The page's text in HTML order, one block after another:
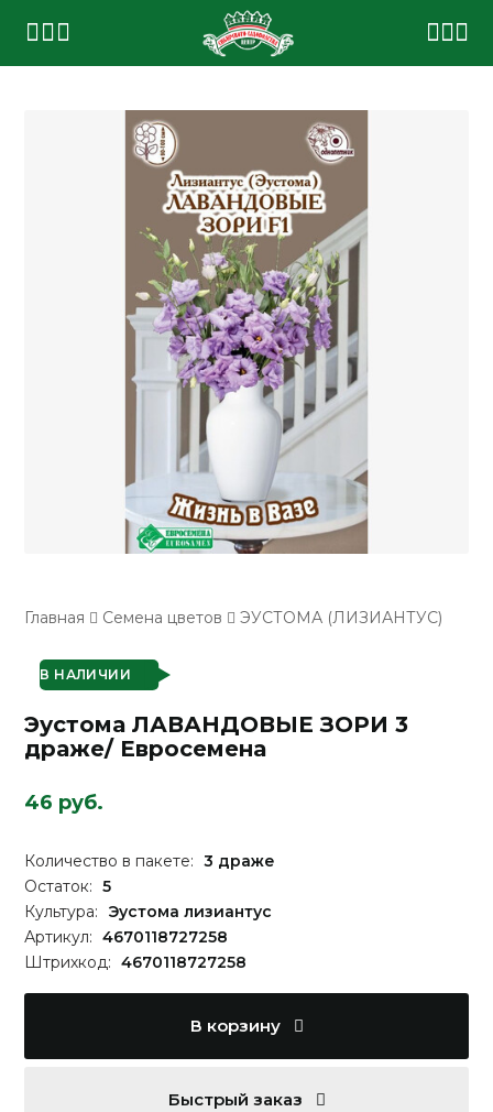
Главная Семена цветов ЭУСТОМА (ЛИЗИАНТУС)
В НАЛИЧИИ
Эустома ЛАВАНДОВЫЕ ЗОРИ 3
драже/ Евросемена
46 руб.
Количество в пакете: 3 драже
Остаток: 5
Культура:
Эустома лизиантус
Артикул: 4670118727258
Штрихкод: 4670118727258
В корзину
Быстрый заказ